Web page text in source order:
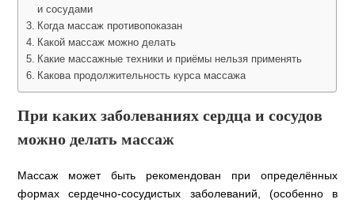
и сосудами
Когда массаж противопоказан
Какой массаж можно делать
Какие массажные техники и приёмы нельзя применять
Какова продолжительность курса массажа
При каких заболеваниях сердца и сосудов
можно делать массаж
Массаж может быть рекомендован при определённых
формах сердечно-сосудистых заболеваний, (особенно в